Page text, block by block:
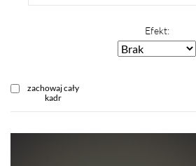
Efekt:
zachowaj cały
kadr